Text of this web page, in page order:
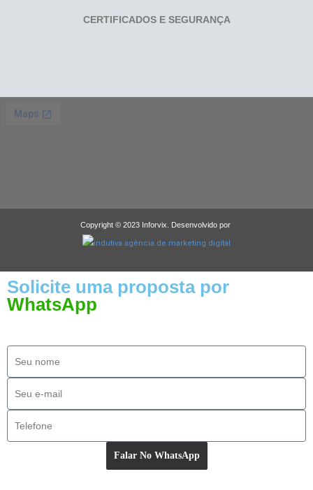
CERTIFICADOS E SEGURANÇA
Copyright © 2023 Inforvix. Desenvolvido por
Solicite uma proposta por
WhatsApp
Falar No WhatsApp